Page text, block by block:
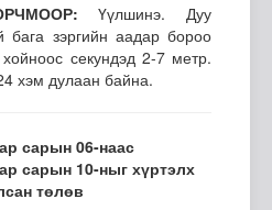
Үүлшинэ. Дуу
бага зэргийн аадар бороо
секундэд 2-7 метр.
хэм дулаан байна.
сарын 06-наас
сарын 10-ныг хүртэлх
төлөв